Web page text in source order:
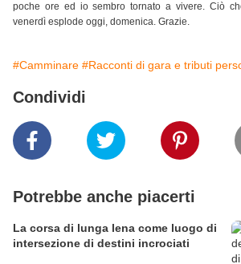
poche ore ed io sembro tornato a vivere. Ciò
venerdì esplode oggi, domenica. Grazie.
#Camminare #Racconti di gara e tributi
Condividi
Potrebbe anche piacerti
La corsa di lunga lena come luogo di
intersezione di destini incrociati